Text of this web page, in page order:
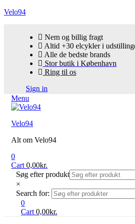
Velo94
Nem og billig fragt
Altid +30 elcykler i
Alle de bedste brands
Stor butik i København
Ring til os
Sign in
Menu
Velo94
Alt om Velo94
0
Cart 0,00kr.
Søg efter produkt
×
Search for:
0
Cart 0,00kr.